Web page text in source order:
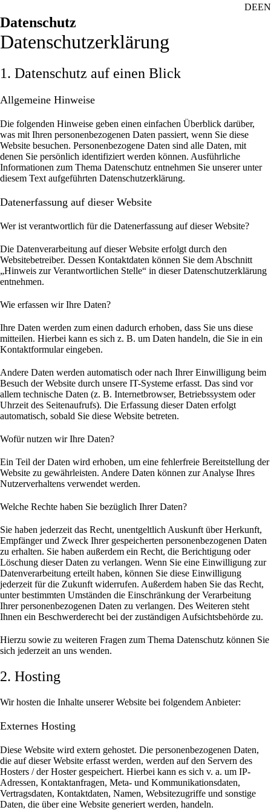
DEEN
Datenschutz
Datenschutz­erklärung
1. Datenschutz auf einen Blick
Allgemeine Hinweise
Die folgenden Hinweise geben einen einfachen Überblick darüber,
was mit Ihren personenbezogenen Daten passiert, wenn Sie diese
Website besuchen. Personenbezogene Daten sind alle Daten, mit
denen Sie persönlich identifiziert werden können. Ausführliche
Informationen zum Thema Datenschutz entnehmen Sie unserer unter
diesem Text aufgeführten Datenschutzerklärung.
Datenerfassung auf dieser Website
Wer ist verantwortlich für die Datenerfassung auf dieser Website?
Die Datenverarbeitung auf dieser Website erfolgt durch den
Websitebetreiber. Dessen Kontaktdaten können Sie dem Abschnitt
„Hinweis zur Verantwortlichen Stelle“ in dieser Datenschutzerklärung
entnehmen.
Wie erfassen wir Ihre Daten?
Ihre Daten werden zum einen dadurch erhoben, dass Sie uns diese
mitteilen. Hierbei kann es sich z. B. um Daten handeln, die Sie in ein
Kontaktformular eingeben.
Andere Daten werden automatisch oder nach Ihrer Einwilligung beim
Besuch der Website durch unsere IT-Systeme erfasst. Das sind vor
allem technische Daten (z. B. Internetbrowser, Betriebssystem oder
Uhrzeit des Seitenaufrufs). Die Erfassung dieser Daten erfolgt
automatisch, sobald Sie diese Website betreten.
Wofür nutzen wir Ihre Daten?
Ein Teil der Daten wird erhoben, um eine fehlerfreie Bereitstellung der
Website zu gewährleisten. Andere Daten können zur Analyse Ihres
Nutzerverhaltens verwendet werden.
Welche Rechte haben Sie bezüglich Ihrer Daten?
Sie haben jederzeit das Recht, unentgeltlich Auskunft über Herkunft,
Empfänger und Zweck Ihrer gespeicherten personenbezogenen Daten
zu erhalten. Sie haben außerdem ein Recht, die Berichtigung oder
Löschung dieser Daten zu verlangen. Wenn Sie eine Einwilligung zur
Datenverarbeitung erteilt haben, können Sie diese Einwilligung
jederzeit für die Zukunft widerrufen. Außerdem haben Sie das Recht,
unter bestimmten Umständen die Einschränkung der Verarbeitung
Ihrer personenbezogenen Daten zu verlangen. Des Weiteren steht
Ihnen ein Beschwerderecht bei der zuständigen Aufsichtsbehörde zu.
Hierzu sowie zu weiteren Fragen zum Thema Datenschutz können Sie
sich jederzeit an uns wenden.
2. Hosting
Wir hosten die Inhalte unserer Website bei folgendem Anbieter:
Externes Hosting
Diese Website wird extern gehostet. Die personenbezogenen Daten,
die auf dieser Website erfasst werden, werden auf den Servern des
Hosters / der Hoster gespeichert. Hierbei kann es sich v. a. um IP-
Adressen, Kontaktanfragen, Meta- und Kommunikationsdaten,
Vertragsdaten, Kontaktdaten, Namen, Websitezugriffe und sonstige
Daten, die über eine Website generiert werden, handeln.